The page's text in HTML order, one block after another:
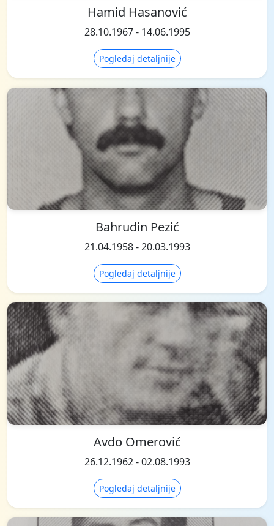
Hamid Hasanović
28.10.1967 - 14.06.1995
Pogledaj detaljnije
Bahrudin Pezić
21.04.1958 - 20.03.1993
Pogledaj detaljnije
Avdo Omerović
26.12.1962 - 02.08.1993
Pogledaj detaljnije